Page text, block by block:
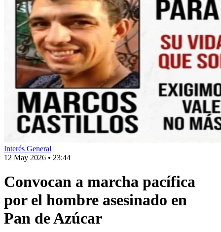
Interés General
12 May 2026 • 23:44
Convocan a marcha pacífica
por el hombre asesinado en
Pan de Azúcar